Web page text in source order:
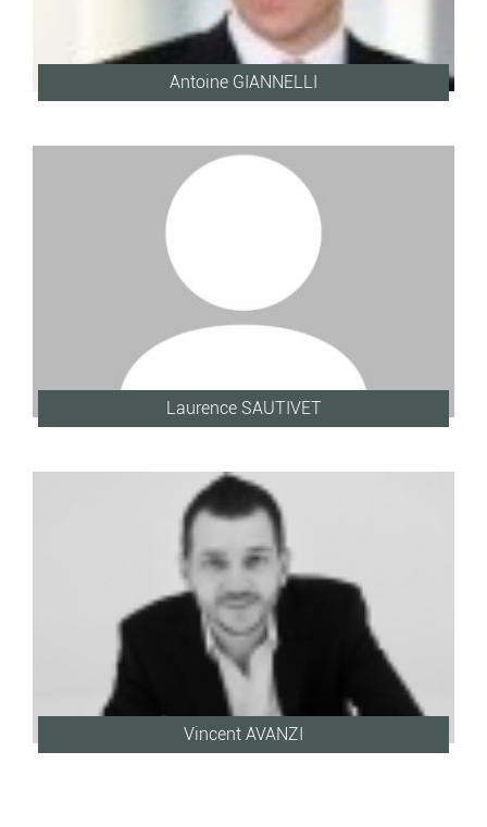
Antoine GIANNELLI
Laurence SAUTIVET
Vincent AVANZI